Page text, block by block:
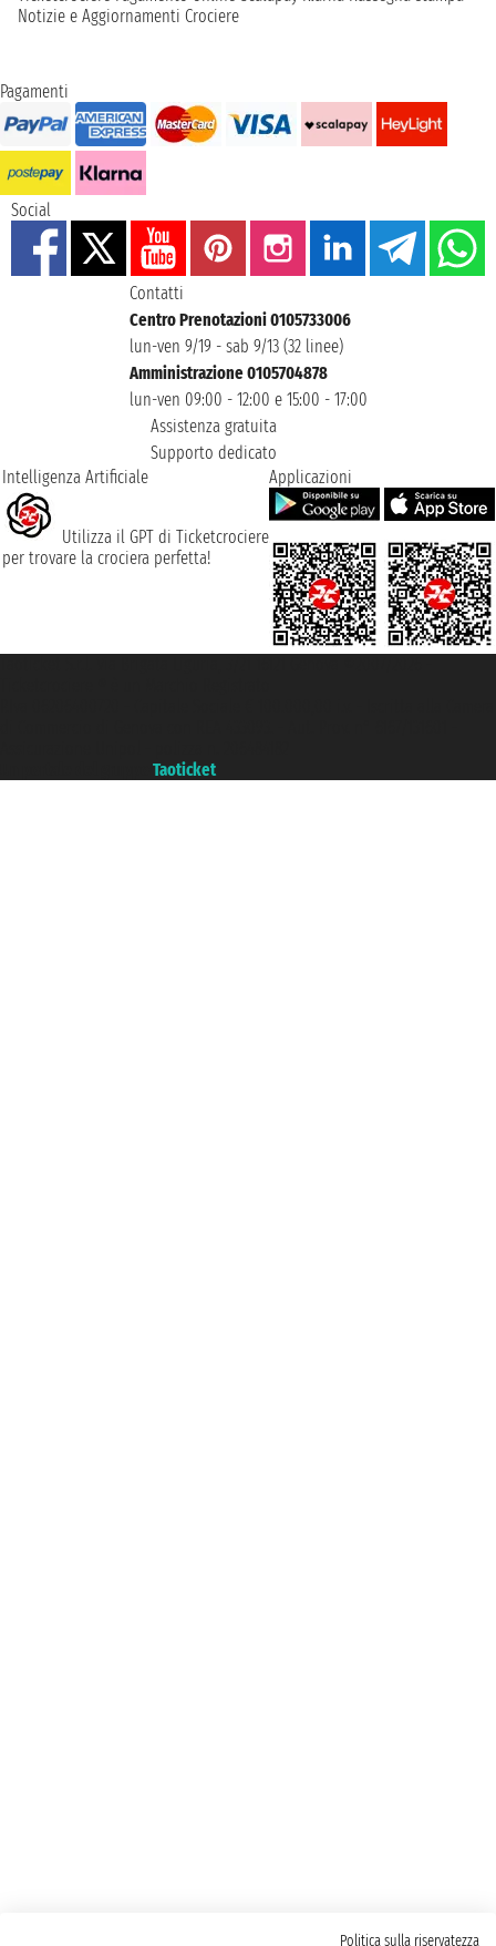
Notizie e Aggiornamenti Crociere
Pagamenti
Social
Contatti
Centro Prenotazioni 0105733006
lun-ven 9/19 - sab 9/13 (32 linee)
Amministrazione 0105704878
lun-ven 09:00 - 12:00 e 15:00 - 17:00
Assistenza gratuita
Supporto dedicato
Intelligenza Artificiale
Utilizza il GPT di Ticketcrociere
per trovare la crociera perfetta!
Applicazioni
Taoticket
Politica sulla riservatezza